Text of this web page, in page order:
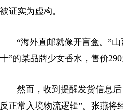
被证实为虚构。
“海外直邮就像开盲盒。”山
十”的某品牌少女香水，售价
然而，收到提醒发货信息后
反正常入境物流逻辑”。张燕将